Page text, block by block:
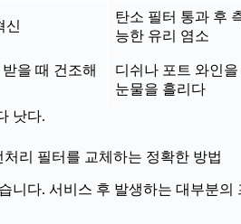
신
탄소 필터 통과 후
능한 유리 염소
을 때 건조해
디쉬나 포트 와인을
눈물을 흘리다
낫다.
리 필터를 교체하는 정확한 방법
니다. 서비스 후 발생하는 대부분